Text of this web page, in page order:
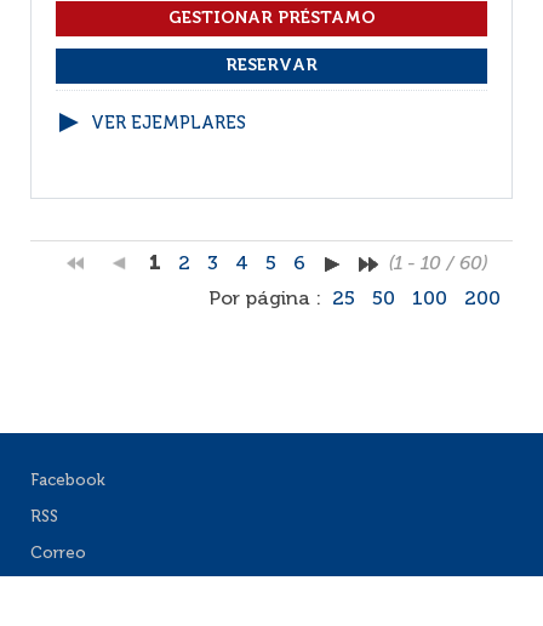
VER EJEMPLARES
1 2 3 4 5 6
(1 - 10 / 60)
Por página :
25 50 100 200
Facebook
RSS
Correo